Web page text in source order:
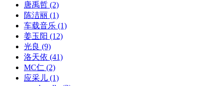
唐禹哲 (2)
陈洁丽 (1)
车载音乐 (1)
姜玉阳 (12)
光良 (9)
洛天依 (41)
MC仁 (2)
应采儿 (1)